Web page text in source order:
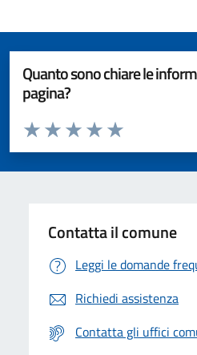
Quanto sono chiare le
pagina?
Valuta da 1 a 5 stelle la pagina
Valuta 5 stelle
Valuta 4 stelle su 5
Valuta 3 stelle su 5
Valuta 2 stelle su 5
Valuta 1 stelle su 5
Contatta il comune
Leggi le domande
Richiedi assistenza
Contatta gli uffici